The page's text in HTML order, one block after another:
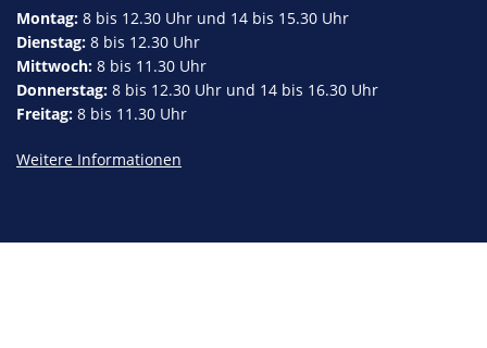
Montag: 8 bis 12.30 Uhr und 14 bis 15.30 Uhr
Dienstag: 8 bis 12.30 Uhr
Mittwoch: 8 bis 11.30 Uhr
Donnerstag: 8 bis 12.30 Uhr und 14 bis 16.30 Uhr
Freitag: 8 bis 11.30 Uhr
Weitere Informationen